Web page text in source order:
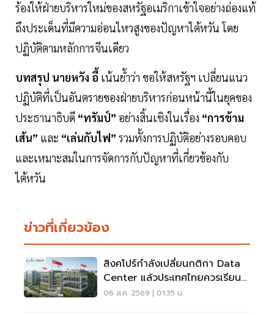
ร้องให้ฝ่ายบริหารใหม่ของสหรัฐอเมริกาเข้าใจอย่างถ่องแท้
ถึงประเด็นที่มีความอ่อนไหวสูงของปัญหาไต้หวัน โดย
ปฏิบัติตามหลักการจีนเดียว
บทสรุป นายหวัง อี้ เน้นย้ำว่า ขอให้สหรัฐฯ เปลี่ยนแนว
ปฏิบัติที่เป็นอันตรายของฝ่ายบริหารก่อนหน้านี้ในยุคของ
ประธานาธิบดี “ทรัมป์” อย่างสิ้นเชิงในเรื่อง “การข้าม
เส้น” และ “เล่นกับไฟ” รวมทั้งการปฏิบัติอย่างรอบคอบ
และเหมาะสมในการจัดการกับปัญหาที่เกี่ยวข้องกับ
ไต้หวัน
ข่าวที่เกี่ยวข้อง
สิงคโปร์กำลังเปลี่ยนกติกา Data
Center แล้วประเทศไทยควรเรียนรู้
อะไร?
06 ส.ค. 2569 | 01:35 น.